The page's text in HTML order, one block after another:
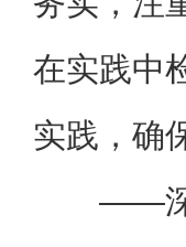
在实践中
实践，确
——深